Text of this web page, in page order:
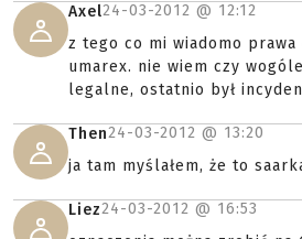
Axel24-03-2012 @ 12:12
z tego co mi wiadomo prawa
umarex. nie wiem czy
legalne, ostatnio był
Then24-03-2012 @ 13:20
ja tam myślałem, że to
Liez24-03-2012 @ 16:53